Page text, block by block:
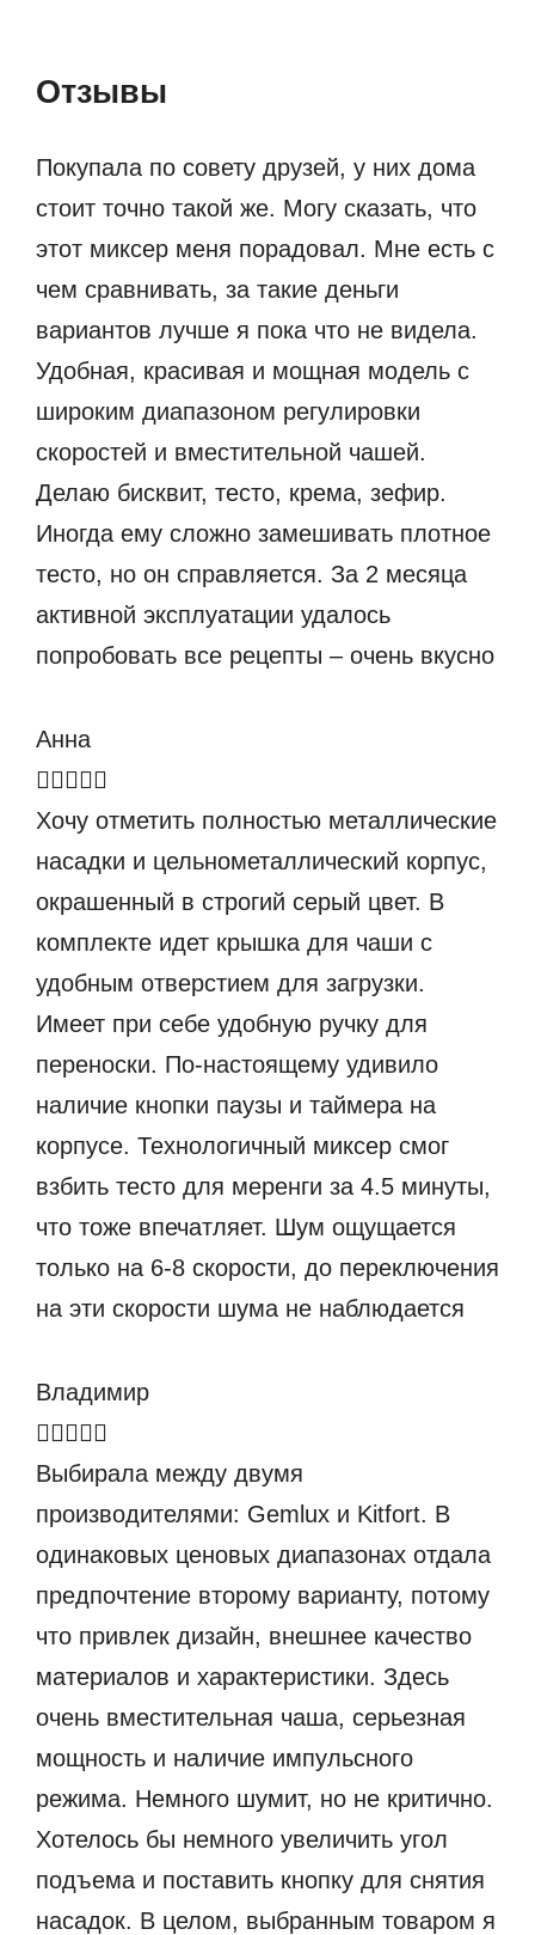
Отзывы
Покупала по совету друзей, у них дома
стоит точно такой же. Могу сказать, что
этот миксер меня порадовал. Мне есть с
чем сравнивать, за такие деньги
вариантов лучше я пока что не видела.
Удобная, красивая и мощная модель с
широким диапазоном регулировки
скоростей и вместительной чашей.
Делаю бисквит, тесто, крема, зефир.
Иногда ему сложно замешивать плотное
тесто, но он справляется. За 2 месяца
активной эксплуатации удалось
попробовать все рецепты – очень вкусно
Анна
Хочу отметить полностью металлические
насадки и цельнометаллический корпус,
окрашенный в строгий серый цвет. В
комплекте идет крышка для чаши с
удобным отверстием для загрузки.
Имеет при себе удобную ручку для
переноски. По-настоящему удивило
наличие кнопки паузы и таймера на
корпусе. Технологичный миксер смог
взбить тесто для меренги за 4.5 минуты,
что тоже впечатляет. Шум ощущается
только на 6-8 скорости, до переключения
на эти скорости шума не наблюдается
Владимир
Выбирала между двумя
производителями: Gemlux и Kitfort. В
одинаковых ценовых диапазонах отдала
предпочтение второму варианту, потому
что привлек дизайн, внешнее качество
материалов и характеристики. Здесь
очень вместительная чаша, серьезная
мощность и наличие импульсного
режима. Немного шумит, но не критично.
Хотелось бы немного увеличить угол
подъема и поставить кнопку для снятия
насадок. В целом, выбранным товаром я